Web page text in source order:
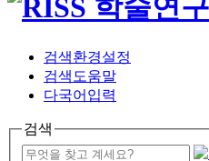
검색환경설정
검색도움말
다국어입력
검색